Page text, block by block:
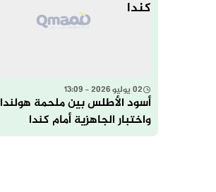
02 يوليو 2026 - 13:09
أسود الأطلس بين ملحمة هولندا
واختبار الجاهزية أمام كندا